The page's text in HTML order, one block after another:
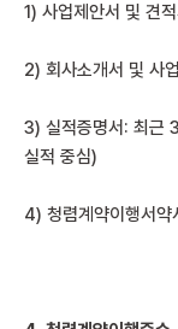
1) 사업제안서 및 견적
2) 회사소개서 및 사
3) 실적증명서: 최근
실적 중심)
4) 청렴계약이행서약